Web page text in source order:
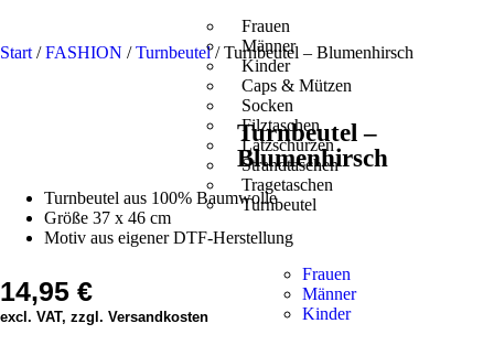
Frauen
Männer
Kinder
Caps & Mützen
Socken
Filztaschen
Latzschürzen
Strandtaschen
Tragetaschen
Turnbeutel
Frauen
Männer
Kinder
Start /FASHION /Turnbeutel/ Turnbeutel – Blumenhirsch
Turnbeutel –
Blumenhirsch
Turnbeutel aus 100% Baumwolle
Größe 37 x 46 cm
Motiv aus eigener DTF-Herstellung
14,95 €
excl. VAT, zzgl. Versandkosten